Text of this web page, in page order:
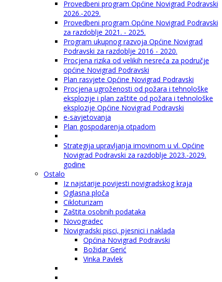
Provedbeni program Općine Novigrad Podravski
2026.-2029.
Provedbeni program Općine Novigrad Podravski
za razdoblje 2021. - 2025.
Program ukupnog razvoja Općine Novigrad
Podravski za razdoblje 2016 - 2020.
Procjena rizika od velikih nesreća za područje
općine Novigrad Podravski
Plan rasvjete Općine Novigrad Podravski
Procjena ugroženosti od požara i tehnološke
eksplozije i plan zaštite od požara i tehnološke
eksplozije Općine Novigrad Podravski
e-savjetovanja
Plan gospodarenja otpadom
Strategija upravljanja imovinom u vl. Općine
Novigrad Podravski za razdoblje 2023.-2029.
godine
Ostalo
Iz najstarije povijesti novigradskog kraja
Oglasna ploča
Cikloturizam
Zaštita osobnih podataka
Novogradec
Novigradski pisci, pjesnici i naklada
Općina Novigrad Podravski
Božidar Gerić
Vinka Pavlek